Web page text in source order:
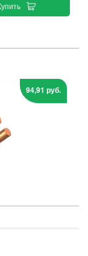
94,91 руб.